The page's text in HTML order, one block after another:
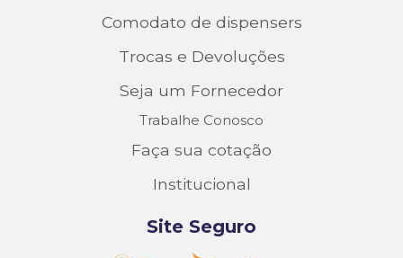
Comodato de dispensers
Trocas e Devoluções
Seja um Fornecedor
Trabalhe Conosco
Faça sua cotação
Institucional
Site Seguro